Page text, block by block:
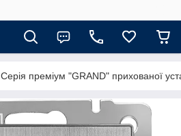
Серія преміум "GRAND" прихованої